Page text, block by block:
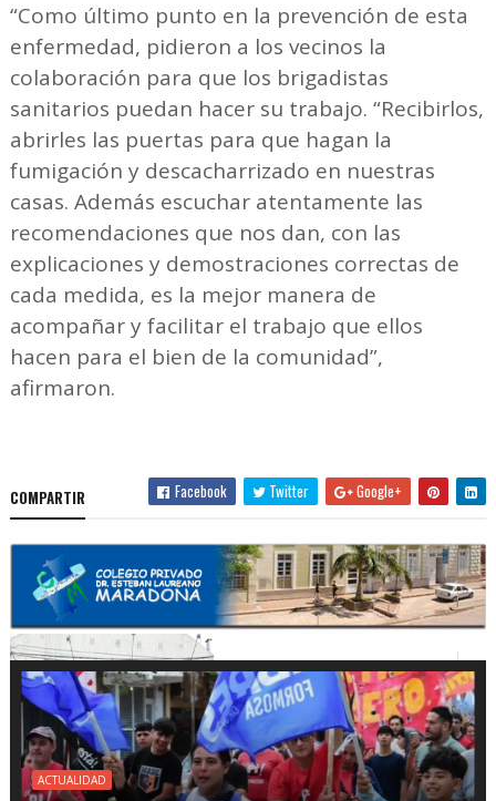
“Como último punto en la prevención de esta
enfermedad, pidieron a los vecinos la
colaboración para que los brigadistas
sanitarios puedan hacer su trabajo. “Recibirlos,
abrirles las puertas para que hagan la
fumigación y descacharrizado en nuestras
casas. Además escuchar atentamente las
recomendaciones que nos dan, con las
explicaciones y demostraciones correctas de
cada medida, es la mejor manera de
acompañar y facilitar el trabajo que ellos
hacen para el bien de la comunidad”,
afirmaron.
COMPARTIR Facebook Twitter Google+
ACTUALIDAD